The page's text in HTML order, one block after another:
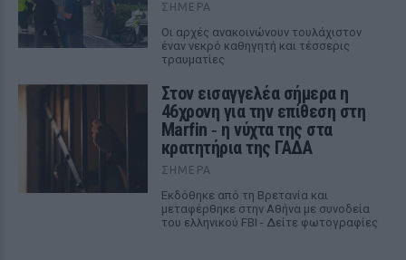
ΣΉΜΕΡΑ
Οι αρχές ανακοινώνουν τουλάχιστον
έναν νεκρό καθηγητή και τέσσερις
τραυματίες
Στον εισαγγελέα σήμερα η
46χρονη για την επίθεση στη
Marfin ‑ η νύχτα της στα
κρατητήρια της ΓΑΔΑ
ΣΉΜΕΡΑ
Εκδόθηκε από τη Βρετανία και
μεταφέρθηκε στην Αθήνα με συνοδεία
του ελληνικού FBI - Δείτε φωτογραφίες